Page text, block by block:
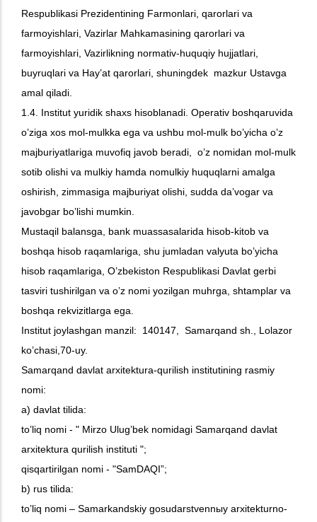
Respublikasi Prezidentining Farmonlari, qarorlari va
farmoyishlari, Vazirlar Mahkamasining qarorlari va
farmoyishlari, Vazirlikning normativ-huquqiy hujjatlari,
buyruqlari va Hay’at qarorlari, shuningdek mazkur Ustavga
amal qiladi.
1.4. Institut yuridik shaxs hisoblanadi. Operativ boshqaruvida
o’ziga xos mol-mulkka ega va ushbu mol-mulk bo’yicha o’z
majburiyatlariga muvofiq javob beradi, o’z nomidan mol-mulk
sotib olishi va mulkiy hamda nomulkiy huquqlarni amalga
oshirish, zimmasiga majburiyat olishi, sudda da’vogar va
javobgar bo’lishi mumkin.
Mustaqil balansga, bank muassasalarida hisob-kitob va
boshqa hisob raqamlariga, shu jumladan valyuta bo’yicha
hisob raqamlariga, O’zbekiston Respublikasi Davlat gerbi
tasviri tushirilgan va o’z nomi yozilgan muhrga, shtamplar va
boshqa rekvizitlarga ega.
Institut joylashgan manzil: 140147, Samarqand sh., Lolazor
ko’chasi, 70-uy.
Samarqand davlat arxitektura-qurilish institutining rasmiy
nomi:
a) davlat tilida:
to’liq nomi - " Mirzo Ulug’bek nomidagi Samarqand davlat
arxitektura qurilish instituti ";
qisqartirilgan nomi - "SamDAQI”;
b) rus tilida:
to’liq nomi – Samarkandskiy gosudarstvennыy arxitekturno-